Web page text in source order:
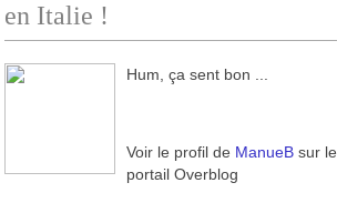
en Italie !
Hum, ça sent bon ...
Voir le profil de ManueB sur le
portail Overblog